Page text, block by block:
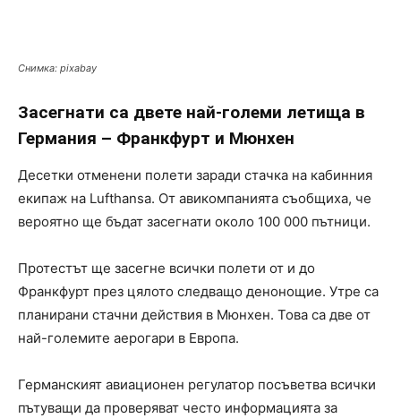
Снимка: pixabay
Засегнати са двете най-големи летища в
Германия – Франкфурт и Мюнхен
Десетки отменени полети заради стачка на кабинния
екипаж на Lufthansa. От авикомпанията съобщиха, че
вероятно ще бъдат засегнати около 100 000 пътници.
Протестът ще засегне всички полети от и до
Франкфурт през цялото следващо денонощие. Утре са
планирани стачни действия в Мюнхен. Това са две от
най-големите аерогари в Европа.
Германският авиационен регулатор посъветва всички
пътуващи да проверяват често информацията за